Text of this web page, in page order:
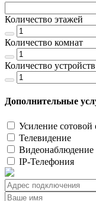
Количество этажей
Количество комнат
Количество устройств
Дополнительные
Усиление сотовой
Телевидение
Видеонаблюдение
IP-Телефония